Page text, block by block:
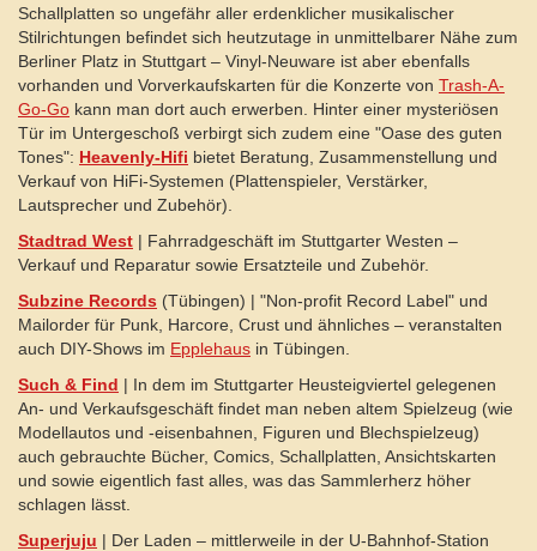
Schallplatten so ungefähr aller erdenklicher musikalischer
Stilrichtungen befindet sich heutzutage in unmittelbarer Nähe zum
Berliner Platz in Stuttgart – Vinyl-Neuware ist aber ebenfalls
vorhanden und Vorverkaufskarten für die Konzerte von Trash-A-
Go-Go kann man dort auch erwerben. Hinter einer mysteriösen
Tür im Untergeschoß verbirgt sich zudem eine "Oase des guten
Tones": Heavenly-Hifi bietet Beratung, Zusammenstellung und
Verkauf von HiFi-Systemen (Plattenspieler, Verstärker,
Lautsprecher und Zubehör).
Stadtrad West | Fahrradgeschäft im Stuttgarter Westen –
Verkauf und Reparatur sowie Ersatzteile und Zubehör.
Subzine Records (Tübingen) | "Non-profit Record Label" und
Mailorder für Punk, Harcore, Crust und ähnliches – veranstalten
auch DIY-Shows im Epplehaus in Tübingen.
Such & Find | In dem im Stuttgarter Heusteigviertel gelegenen
An- und Verkaufsgeschäft findet man neben altem Spielzeug (wie
Modellautos und -eisenbahnen, Figuren und Blechspielzeug)
auch gebrauchte Bücher, Comics, Schallplatten, Ansichtskarten
und sowie eigentlich fast alles, was das Sammlerherz höher
schlagen lässt.
Superjuju | Der Laden – mittlerweile in der U-Bahnhof-Station